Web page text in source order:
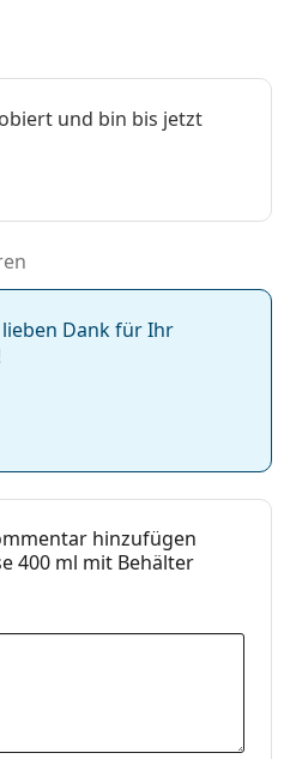
und bin bis jetzt
lieben Dank für Ihr
hinzufügen
400 ml mit Behälter